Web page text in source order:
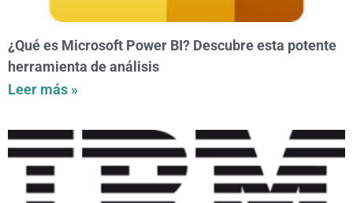
¿Qué es Microsoft Power BI? Descubre esta potente
herramienta de análisis
Leer más »